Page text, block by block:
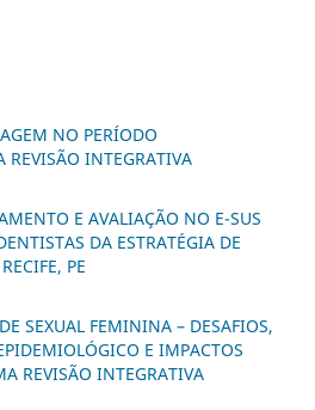
NO PERÍODO
REVISÃO INTEGRATIVA
E AVALIAÇÃO NO E-SUS
DA ESTRATÉGIA DE
PE
SEXUAL FEMININA – DESAFIOS,
E IMPACTOS
REVISÃO INTEGRATIVA